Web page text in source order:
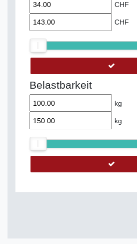
CHF
CHF
Belastbarkeit
kg
kg